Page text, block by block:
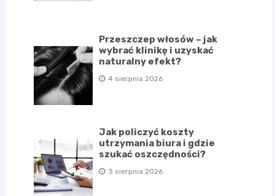
Przeszczep włosów – jak
wybrać klinikę i uzyskać
naturalny efekt?
4 sierpnia 2026
Jak policzyć koszty
utrzymania biura i gdzie
szukać oszczędności?
3 sierpnia 2026